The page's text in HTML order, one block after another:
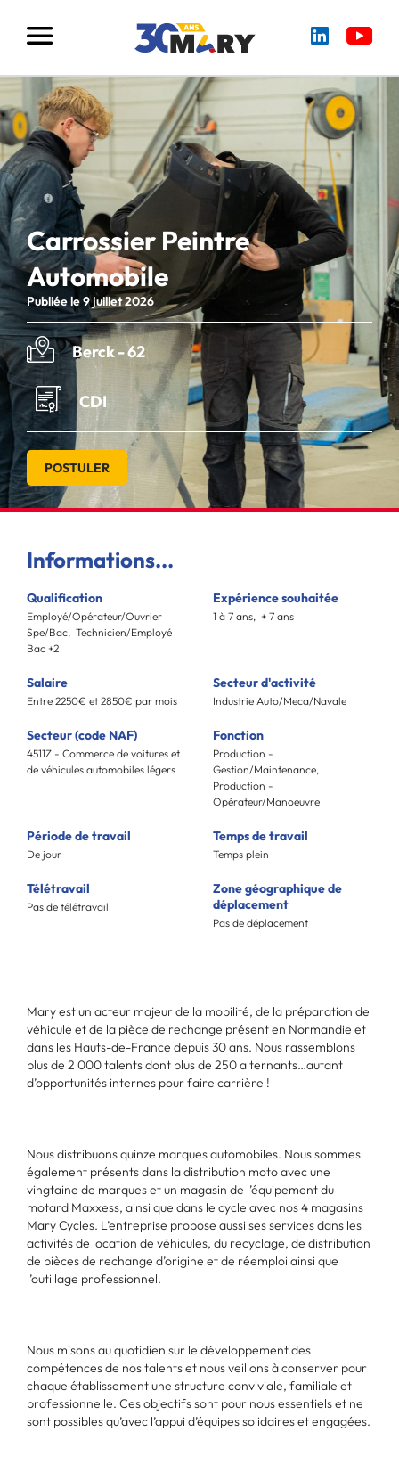
Carrossier Peintre
Automobile
Publiée le 9 juillet 2026
Berck - 62
CDI
POSTULER
Informations...
Qualification
Employé/Opérateur/Ouvrier
Spe/Bac, Technicien/Employé
Bac +2
Expérience souhaitée
1 à 7 ans, + 7 ans
Salaire
Entre 2250€ et 2850€ par mois
Secteur d'activité
Industrie Auto/Meca/Navale
Secteur (code NAF)
4511Z - Commerce de voitures et
de véhicules automobiles légers
Fonction
Production -
Gestion/Maintenance,
Production -
Opérateur/Manoeuvre
Période de travail
De jour
Temps de travail
Temps plein
Télétravail
Pas de télétravail
Zone géographique de
déplacement
Pas de déplacement
Mary est un acteur majeur de la mobilité, de la préparation de
véhicule et de la pièce de rechange présent en Normandie et
dans les Hauts-de-France depuis 30 ans. Nous rassemblons
plus de 2 000 talents dont plus de 250 alternants…autant
d’opportunités internes pour faire carrière !
Nous distribuons quinze marques automobiles. Nous sommes
également présents dans la distribution moto avec une
vingtaine de marques et un magasin de l’équipement du
motard Maxxess, ainsi que dans le cycle avec nos 4 magasins
Mary Cycles. L’entreprise propose aussi ses services dans les
activités de location de véhicules, du recyclage, de distribution
de pièces de rechange d’origine et de réemploi ainsi que
l’outillage professionnel.
Nous misons au quotidien sur le développement des
compétences de nos talents et nous veillons à conserver pour
chaque établissement une structure conviviale, familiale et
professionnelle. Ces objectifs sont pour nous essentiels et ne
sont possibles qu’avec l’appui d’équipes solidaires et engagées.